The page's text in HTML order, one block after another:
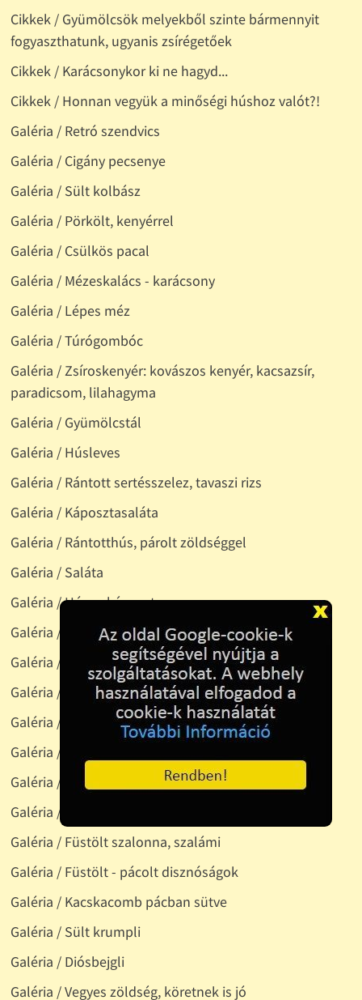
Cikkek / Gyümölcsök melyekből szinte bármennyit
fogyaszthatunk, ugyanis zsírégetőek
Cikkek / Karácsonykor ki ne hagyd...
Cikkek / Honnan vegyük a minőségi húshoz valót?!
Galéria / Retró szendvics
Galéria / Cigány pecsenye
Galéria / Sült kolbász
Galéria / Pörkölt, kenyérrel
Galéria / Csülkös pacal
Galéria / Mézeskalács - karácsony
Galéria / Lépes méz
Galéria / Túrógombóc
Galéria / Zsíroskenyér: kovászos kenyér, kacsazsír,
paradicsom, lilahagyma
Galéria / Gyümölcstál
Galéria / Húsleves
Galéria / Rántott sertésszelez, tavaszi rizs
Galéria / Káposztasaláta
Galéria / Rántotthús, párolt zöldséggel
Galéria / Saláta
Galéria / Húsos káposzta
Galéria / Sülthús, sajttal
Galéria / Édesburgonya pácokt sertésszelet
Galéria / Torta rendelésre
Galéria / Kolbászos tojásrántotta
Galéria / Párolt husi, paprikás szafttal
Galéria / Párolt zöldség köret
Galéria / Gulyás, tarhonyával
Galéria / Füstölt szalonna, szalámi
Galéria / Füstölt - pácolt disznóságok
Galéria / Kacskacomb pácban sütve
Galéria / Sült krumpli
Galéria / Diósbejgli
Galéria / Vegyes zöldség, köretnek is jó